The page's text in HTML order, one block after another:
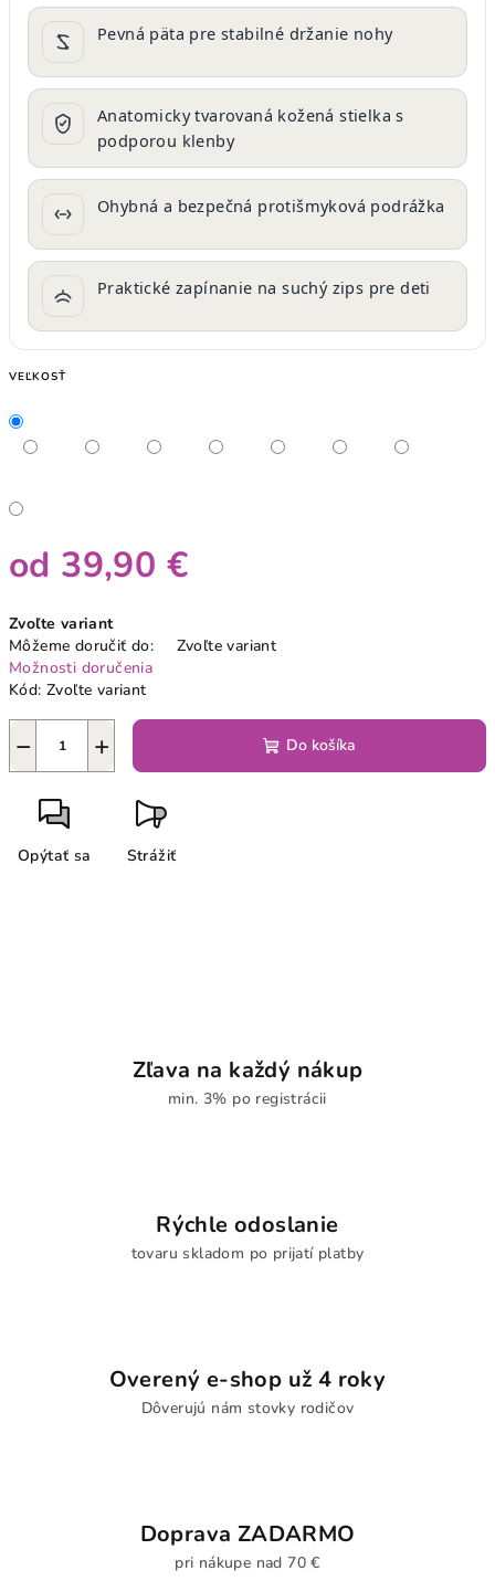
Pevná päta pre stabilné držanie nohy
Anatomicky tvarovaná kožená stielka s
podporou klenby
Ohybná a bezpečná protišmyková podrážka
Praktické zapínanie na suchý zips pre deti
VEĽKOSŤ
od 39,90 €
cena:
Zvoľte variant
Môžeme doručiť do:
Zvoľte variant
Možnosti doručenia
Kód: Zvoľte variant
+
− Do košíka
Opýtať sa Strážiť
Zľava na každý nákup
min. 3% po registrácii
Rýchle odoslanie
tovaru skladom po prijatí platby
Overený e-shop už 4 roky
Dôverujú nám stovky rodičov
Doprava ZADARMO
pri nákupe nad 70 €